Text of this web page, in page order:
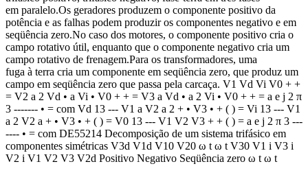
em paralelo.Os geradores produzem o componente positivo da
potência e as falhas podem produzir os componentes negativo e em
seqüência zero.No caso dos motores, o componente positivo cria o
campo rotativo útil, enquanto que o componente negativo cria um
campo rotativo de frenagem.Para os transformadores, uma
fuga à terra cria um componente em seqüência zero, que produz um
campo em seqüência zero que passa pela carcaça. V1 Vd Vi V0 + +
= V2 a 2 Vd • a Vi • V0 + + = V3 a Vd • a 2 Vi • V0 + + = a e j 2 π
3 ------- • = com Vd 13 --- V1 a V2 a 2 + • V3 • + ( ) = Vi 13 --- V1
a 2 V2 a + • V3 • + ( ) = V0 13 --- V1 V2 V3 + + ( ) = a e j 2 π 3 ---
---- • = com DE55214 Decomposição de um sistema trifásico em
componentes simétricas V3d V1d V10 V20 ω t ω t V30 V1 i V3 i
V2 i V1 V2 V3 V2d Positivo Negativo Seqüência zero ω t ω t